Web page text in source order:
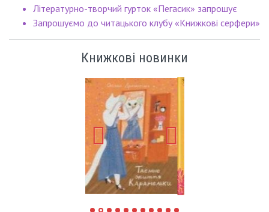
Літературно-творчий гурток «Пегасик» запрошує
Запрошуємо до читацького клубу «Книжкові серфери»
Книжкові новинки